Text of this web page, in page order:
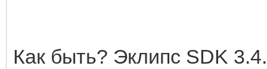
Как быть? Эклипс SDK